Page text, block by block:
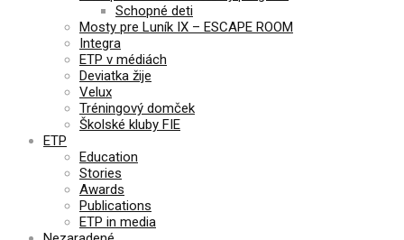
Schopné deti
Mosty pre Luník IX – ESCAPE ROOM
Integra
ETP v médiách
Deviatka žije
Velux
Tréningový domček
Školské kluby FIE
ETP
Education
Stories
Awards
Publications
ETP in media